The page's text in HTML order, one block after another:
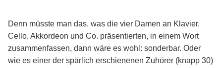
Denn müsste man das, was die vier Damen an Klavier,
Cello, Akkordeon und Co. präsentierten, in einem Wort
zusammenfassen, dann wäre es wohl: sonderbar. Oder
wie es einer der spärlich erschienenen Zuhörer (knapp 30)